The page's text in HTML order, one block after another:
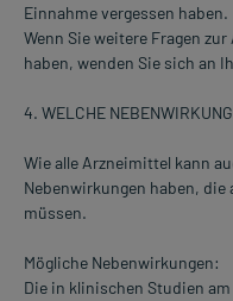
Einnahme vergessen haben.
Wenn Sie weitere Fragen
haben, wenden Sie sich an
4. WELCHE
Wie alle Arzneimittel kann
Nebenwirkungen haben,
müssen.
Mögliche Nebenwirkungen:
Die in klinischen Studien